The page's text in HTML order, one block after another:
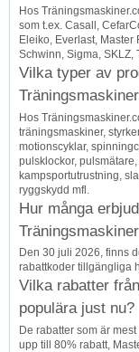
Hos
som t.ex. Casall,
Eleiko, Everlast,
Schwinn, Sigma, SKLZ,
Vilka typer av
Hos
träningsmaskiner,
motionscyklar,
pulsklockor,
kampsportutrustning,
ryggskydd mfl.
Hur många
Den 30 juli 2026, finns
rabattkoder tillgängliga
Vilka rabatter
populära just nu?
De rabatter som är
upp till 80% rabatt,